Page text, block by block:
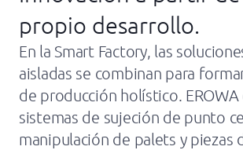
Quiénes somos
Empresas EROWA
News
Asistencia
propio desarrollo.
En la Smart Factory, las
aisladas se combinan para
de producción holístico.
sistemas de sujeción de punto
manipulación de palets y piezas